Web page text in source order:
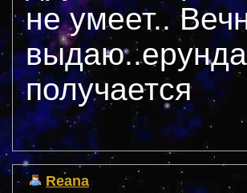
не умеет..
выдаю..ерунда
получается
Reana